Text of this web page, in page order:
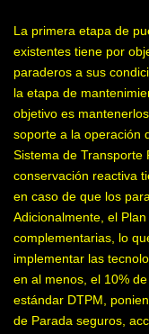
La primera etapa de
existentes tiene por
paraderos a sus
la etapa de
objetivo es
soporte a la operación
Sistema de Transporte
conservación reactiva
en caso de que los
Adicionalmente, el
complementarias, lo
implementar las
en al menos, el 10%
estándar DTPM,
de Parada seguros,